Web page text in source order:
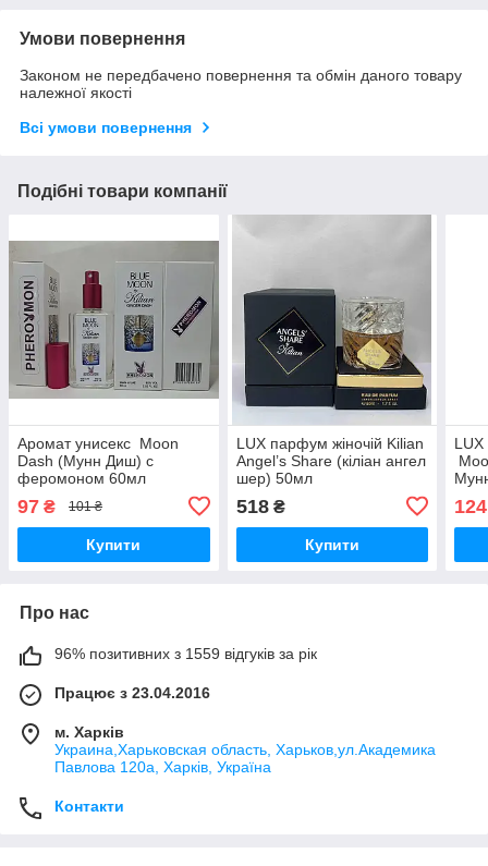
Умови повернення
Законом не передбачено повернення та обмін даного товару
належної якості
Всі умови повернення
Подібні товари компанії
Аромат унисекс Moon
Dash (Мунн Диш) с
феромоном 60мл
97 ₴ 101 ₴
Купити
LUX парфум жіночій Kilian
Angel’s Share (кіліан ангел
шер) 50мл
518₴
Купити
LUX
124
Про нас
96% позитивних з 1559 відгуків за рік
Працює з 23.04.2016
м. Харків
Украина,Харьковская область, Харьков,ул.Академика
Павлова 120а, Харків, Україна
Контакти